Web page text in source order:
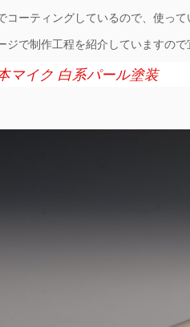
コーティングしているので、使っ
ジで制作工程を紹介していますので
マイク 白系パール塗装